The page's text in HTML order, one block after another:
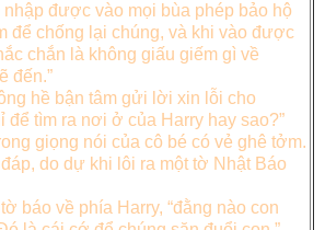
được vào mọi bùa phép bảo hộ
để chống lại chúng, và khi vào được
chắn là không giấu giếm gì về
đến.”
hề bận tâm gửi lời xin lỗi cho
để tìm ra nơi ở của Harry hay sao?”
giọng nói của cô bé có vẻ ghê tởm.
do dự khi lôi ra một tờ Nhật Báo
báo về phía Harry, “đằng nào con